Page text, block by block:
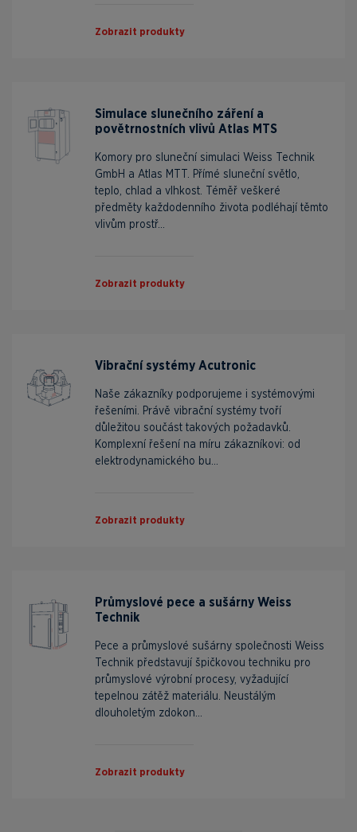
Zobrazit produkty
Simulace slunečního záření a
povětrnostních vlivů Atlas MTS
Komory pro sluneční simulaci Weiss Technik
GmbH a Atlas MTT. Přímé sluneční světlo,
teplo, chlad a vlhkost. Téměř veškeré
předměty každodenního života podléhají těmto
vlivům prostř...
Zobrazit produkty
Vibrační systémy Acutronic
Naše zákazníky podporujeme i systémovými
řešeními. Právě vibrační systémy tvoří
důležitou součást takových požadavků.
Komplexní řešení na míru zákazníkovi: od
elektrodynamického bu...
Zobrazit produkty
Průmyslové pece a sušárny Weiss
Technik
Pece a průmyslové sušárny společnosti Weiss
Technik představují špičkovou techniku pro
průmyslové výrobní procesy, vyžadující
tepelnou zátěž materiálu. Neustálým
dlouholetým zdokon...
Zobrazit produkty